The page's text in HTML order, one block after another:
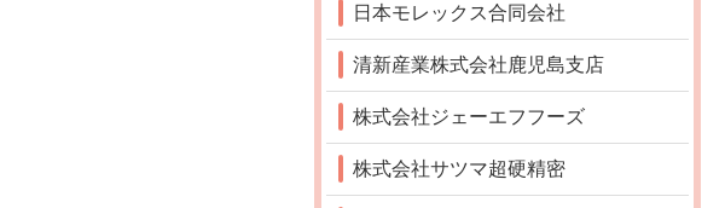
日本モレックス合同会社
清新産業株式会社鹿児島支店
株式会社ジェーエフフーズ
株式会社サツマ超硬精密